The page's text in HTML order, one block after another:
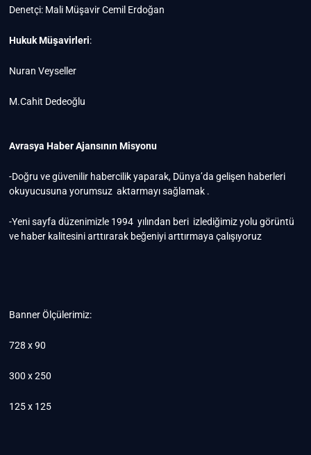
Denetçi: Mali Müşavir Cemil Erdoğan
Hukuk Müşavirleri:
Nuran Veyseller
M.Cahit Dedeoğlu
Avrasya Haber Ajansının Misyonu
-Doğru ve güvenilir habercilik yaparak, Dünya’da gelişen haberleri
okuyucusuna yorumsuz aktarmayı sağlamak .
-Yeni sayfa düzenimizle 1994 yılından beri izlediğimiz yolu görüntü
ve haber kalitesini arttırarak beğeniyi arttırmaya çalışıyoruz
Banner Ölçülerimiz:
728 x 90
300 x 250
125 x 125